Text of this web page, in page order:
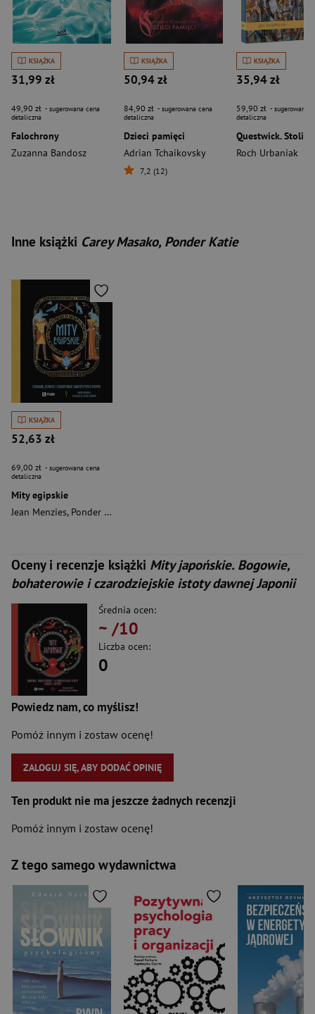
KSIĄŻKA
31,99 zł
49,90 zł - sugerowana cena
detaliczna
Falochrony
Zuzanna Bandosz
KSIĄŻKA
50,94 zł
84,90 zł - sugerowana cena
detaliczna
Dzieci pamięci
Adrian Tchaikovsky
7,2 (12)
KSIĄŻKA
35,94 zł
59,90 zł - sugerowana
detaliczna
Roch Urbaniak
Inne książki Carey Masako, Ponder Katie
KSIĄŻKA
52,63 zł
69,00 zł - sugerowana cena
detaliczna
Mity egipskie
Jean Menzies, Ponder Katie
Oceny i recenzje książki Mity japońskie. Bogowie,
bohaterowie i czarodziejskie istoty dawnej Japonii
Średnia ocen:
~ /10
Liczba ocen:
0
Powiedz nam, co myślisz!
Pomóż innym i zostaw ocenę!
ZALOGUJ SIĘ, ABY DODAĆ OPINIĘ
Ten produkt nie ma jeszcze żadnych recenzji
Pomóż innym i zostaw ocenę!
Z tego samego wydawnictwa